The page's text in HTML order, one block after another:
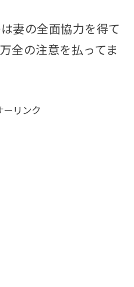
妻の全面協力を得て
全の注意を払ってま
ーリンク